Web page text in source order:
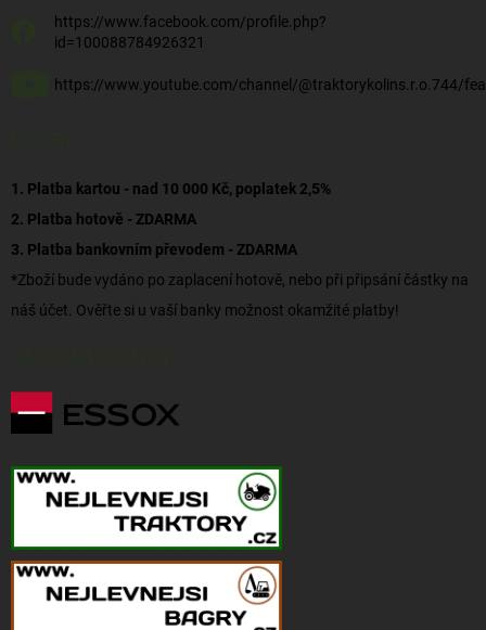
https://www.facebook.com/profile.php?
id=100088784926321
https://www.youtube.com/channel/@traktorykolins.r.o.744/
1. Platba kartou - nad 10 000 Kč, poplatek 2,5%
2. Platba hotově - ZDARMA
3. Platba bankovním převodem - ZDARMA
*Zboží bude vydáno po zaplacení hotově, nebo při připsání částky na
náš účet. Ověřte si u vaší banky možnost okamžité platby!